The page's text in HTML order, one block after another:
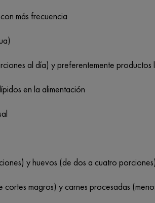
más frecuencia
al día) y preferentemente productos
en la alimentación
y huevos (de dos a cuatro porciones)
magros) y carnes procesadas